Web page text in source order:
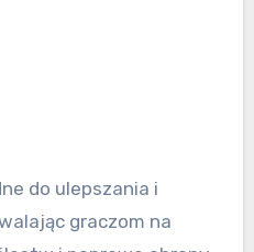
do ulepszania i
graczom na